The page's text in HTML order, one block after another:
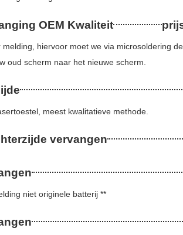
OEM Kwaliteit
melding, hiervoor moet we via microsoldering
oud scherm naar het nieuwe scherm.
meest kwalitatieve methode.
vervangen
niet originele batterij **